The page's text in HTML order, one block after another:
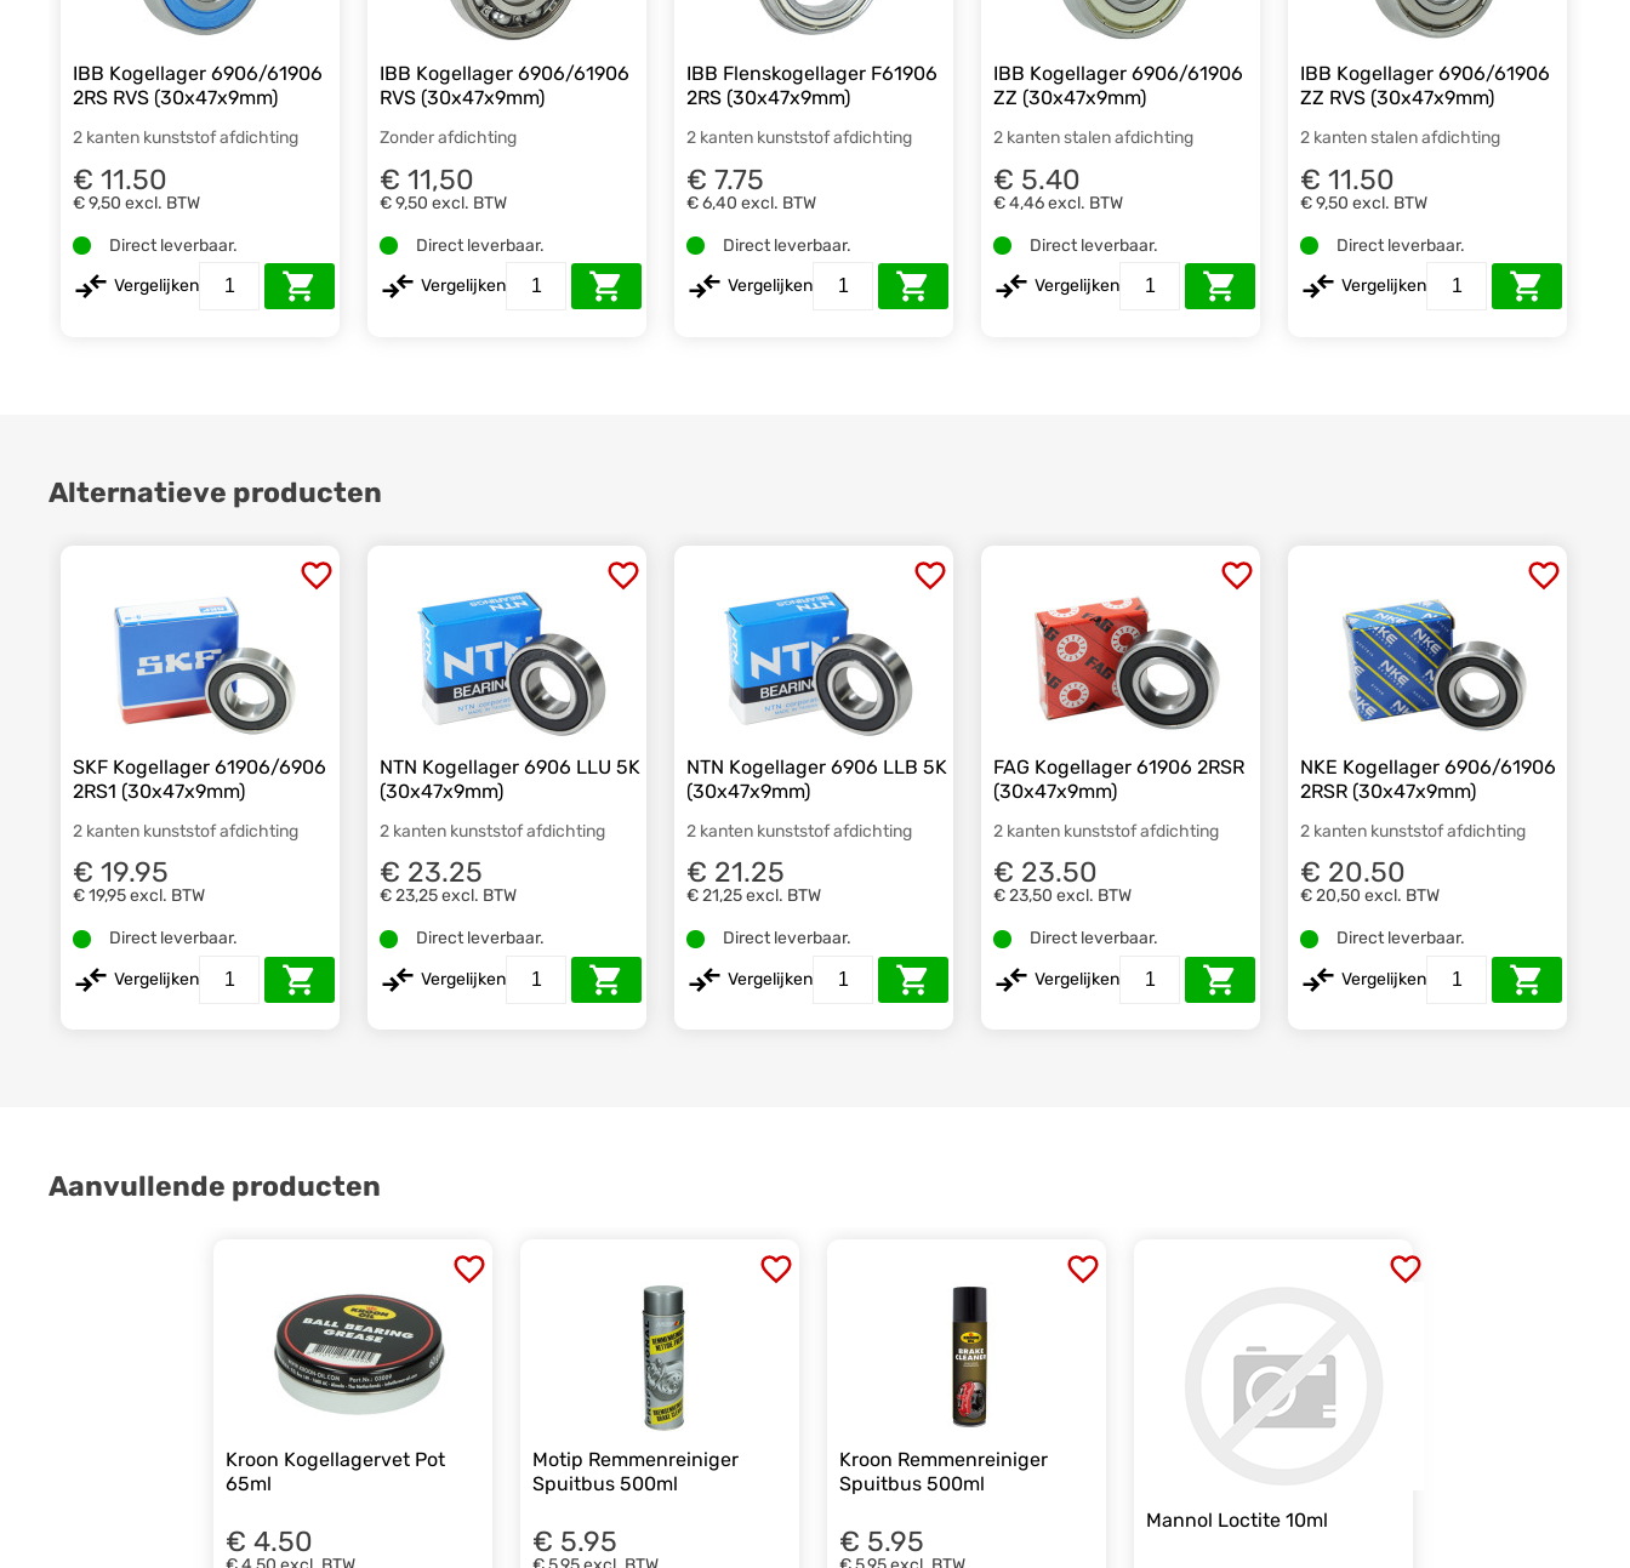
IBB Kogellager 6906/61906
2RS RVS (30x47x9mm)
2 kanten kunststof afdichting
€ 11.50
€ 9,50 excl. BTW
Direct leverbaar.
Vergelijken
IBB Kogellager 6906/61906
RVS (30x47x9mm)
Zonder afdichting
€ 11,50
€ 9,50 excl. BTW
Direct leverbaar.
Vergelijken
IBB Flenskogellager F61906
2RS (30x47x9mm)
2 kanten kunststof afdichting
€ 7.75
€ 6,40 excl. BTW
Direct leverbaar.
Vergelijken
IBB Kogellager 6906/61906
ZZ (30x47x9mm)
2 kanten stalen afdichting
€ 5.40
€ 4,46excl. BTW
Direct leverbaar.
Vergelijken
IBB Kogellager 6906/61906
ZZ RVS (30x47x9mm)
2 kanten stalen afdichting
€ 11.50
€ 9,50 excl. BTW
Direct leverbaar.
Vergelijken
Alternatieve producten
SKF Kogellager 61906/6906
2RS1 (30x47x9mm)
2 kanten kunststof afdichting
€ 19.95
€ 19,95excl. BTW
Direct leverbaar.
Vergelijken
NTN Kogellager 6906 LLU 5K
(30x47x9mm)
2 kanten kunststof afdichting
€ 23.25
€ 23,25excl. BTW
Direct leverbaar.
Vergelijken
NTN Kogellager 6906 LLB 5K
(30x47x9mm)
2 kanten kunststof afdichting
€ 21.25
€ 21,25excl. BTW
Direct leverbaar.
Vergelijken
FAG Kogellager 61906 2RSR
(30x47x9mm)
2 kanten kunststof afdichting
€ 23.50
€ 23,50 excl. BTW
Direct leverbaar.
Vergelijken
NKE Kogellager 6906/61906
2RSR (30x47x9mm)
2 kanten kunststof afdichting
€ 20.50
€ 20,50 excl. BTW
Direct leverbaar.
Vergelijken
Aanvullende producten
Kroon Kogellagervet Pot
65ml
€ 4.50
Motip Remmenreiniger
Spuitbus 500ml
€ 5.95
Kroon Remmenreiniger
Spuitbus 500ml
€ 5.95
Mannol Loctite 10ml